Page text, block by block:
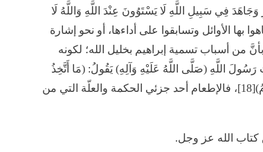
فِي سَبِيلِ اللَّهِ لَا يَسْتَوُونَ عِنْدَ اللَّهِ وَاللَّهُ لَا
باهوا بها الأوائل وتسابقوا على أداءها، أو نحو إشارة
من أسباب تسمية إبراهيم بخليل الله؛ لكونه
اللَّهِ (صَلَّى اللَّهُ عَلَيْهِ وَآلِهِ) يَقُولُ: (مَا أَتَّخِذُ
اللَّهُ إِبْراهِيمَ خَلِيلاً، إِلَّا لِإِطْعَامِهِ الطَّعَامِ، وَصَلَاتِهِ بِاللَّيْلِ وَالنَّاسُ نِيَامُ)[18]، فالإطعام أحد جزئي الحكمة والعلّة التي من
الله عز وجل.